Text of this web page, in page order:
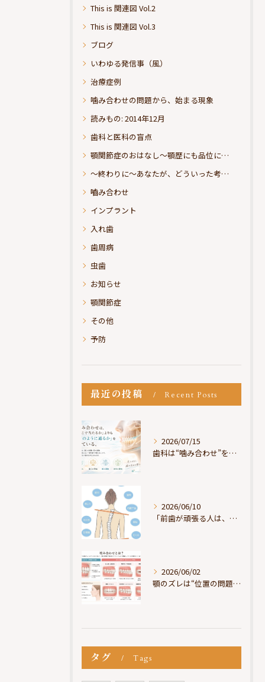
This is 関連図 Vol.2
This is 関連図 Vol.3
ブログ
いわゆる発信事（風）
治療症例
噛み合わせの問題から、始まる現象
読みもの: 2014年12月
歯科と医科の盲点
顎関節症のおはなし～顎歴にも品位にこだわりたい
～終わりに～あなたが、どういった考えの治療をお求めになられるのか？
嚙み合わせ
インプラント
入れ歯
歯周病
虫歯
お知らせ
顎関節症
その他
予防
最近の投稿 Recent Posts
2026/07/15
歯科は“噛み合わせ”を見ているが、身体は“通り道”を見ている
2026/06/10
「前歯が頑張る人は、だいたい疲れている」
2026/06/02
顎のズレは“位置の問題”ではなく“選択の問題”
タグ Tags